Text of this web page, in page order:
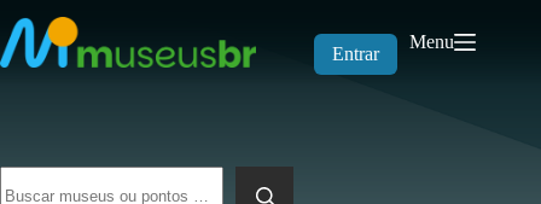
para
o
conteúdo
Entrar
Menu
resultados